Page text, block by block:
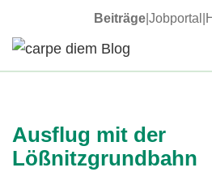
Beiträge| Jobportal
Ausflug mit der
Lößnitzgrundbahn